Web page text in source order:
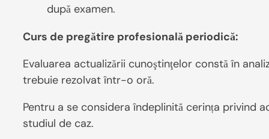
după examen.
Curs de pregătire profesională periodică:
Evaluarea actualizării cunoştinţelor constă în
trebuie rezolvat într-o oră.
Pentru a se considera îndeplinită cerința privind
studiul de caz.